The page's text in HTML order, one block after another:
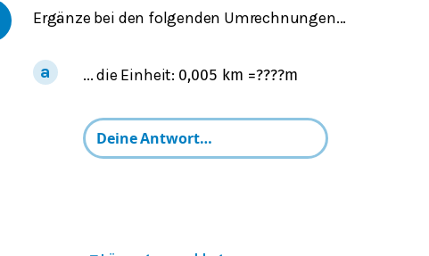
Ergänze bei den folgenden Umrechnungen...
... die Einheit: 0,005 km =????m